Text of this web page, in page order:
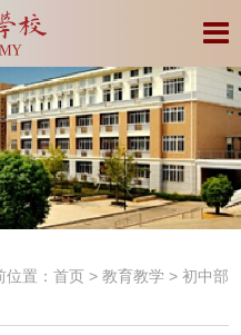
位置： 首页> 教育教学 > 初中部